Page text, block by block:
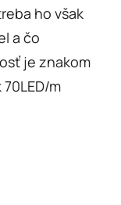
ho však
a čo
je znakom
70LED/m